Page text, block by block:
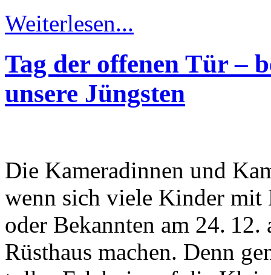
Weiterlesen...
Tag der offenen Tür –
unsere Jüngsten
Die Kameradinnen und
wenn sich viele Kinder mit
oder Bekannten am 24.
Rüsthaus machen. Denn